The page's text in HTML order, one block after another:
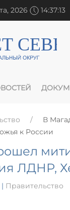
2026 14:37:14
В
к России
ЛДНР,
| Правительство